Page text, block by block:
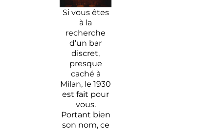
Si vous êtes
à la
recherche
d’un bar
discret,
presque
caché à
Milan, le 1930
est fait pour
vous.
Portant bien
son nom, ce